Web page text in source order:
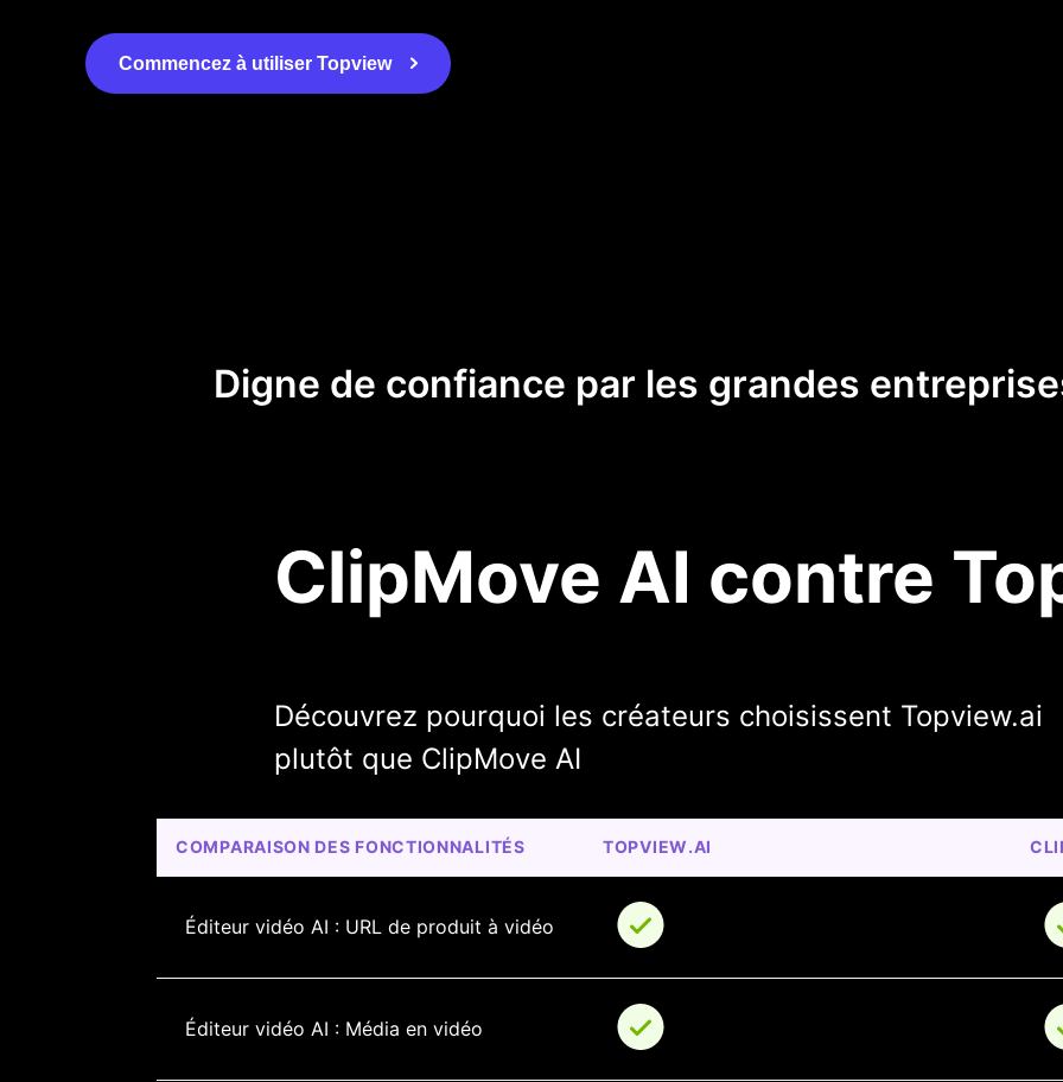
Commencez à utiliser Topview
Digne de confiance par les grandes
ClipMove AI contre
Découvrez pourquoi les créateurs choisissent Topview.ai
plutôt que ClipMove AI
COMPARAISON DES FONCTIONNALITÉS TOPVIEW.AI
Éditeur vidéo AI : URL de produit à vidéo
Éditeur vidéo AI : Média en vidéo